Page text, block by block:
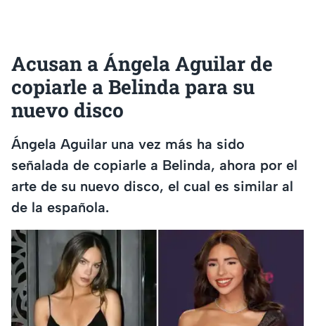
Acusan a Ángela Aguilar de
copiarle a Belinda para su
nuevo disco
Ángela Aguilar una vez más ha sido
señalada de copiarle a Belinda, ahora por el
arte de su nuevo disco, el cual es similar al
de la española.